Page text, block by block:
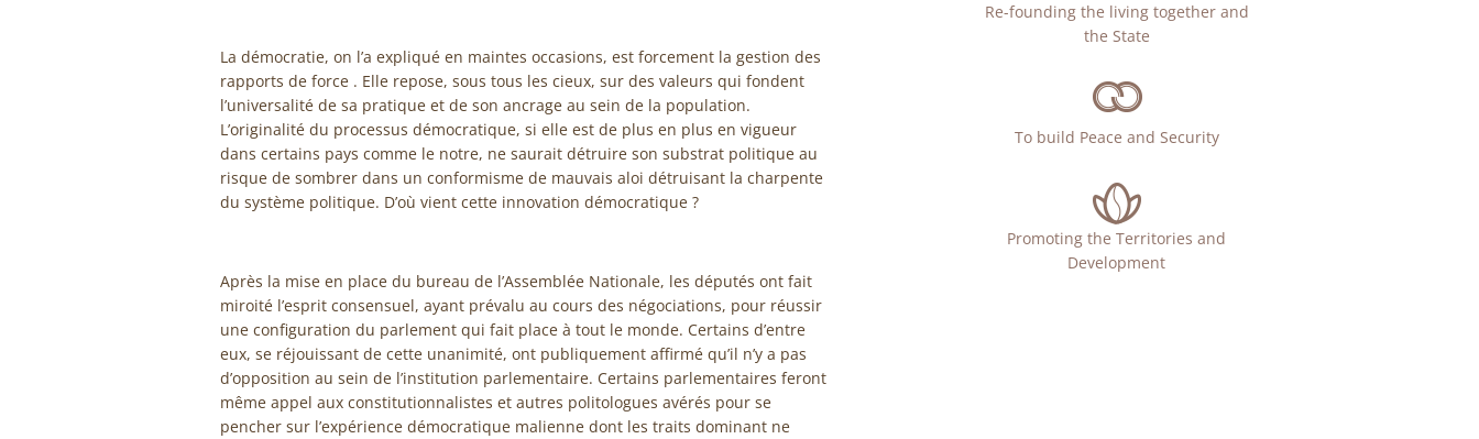
La démocratie, on l’a expliqué en maintes occasions, est forcement la gestion des
rapports de force . Elle repose, sous tous les cieux, sur des valeurs qui fondent
l’universalité de sa pratique et de son ancrage au sein de la population.
L’originalité du processus démocratique, si elle est de plus en plus en vigueur
dans certains pays comme le notre, ne saurait détruire son substrat politique au
risque de sombrer dans un conformisme de mauvais aloi détruisant la charpente
du système politique. D’où vient cette innovation démocratique ?
Après la mise en place du bureau de l’Assemblée Nationale, les députés ont fait
miroité l’esprit consensuel, ayant prévalu au cours des négociations, pour réussir
une configuration du parlement qui fait place à tout le monde. Certains d’entre
eux, se réjouissant de cette unanimité, ont publiquement affirmé qu’il n’y a pas
d’opposition au sein de l’institution parlementaire. Certains parlementaires feront
même appel aux constitutionnalistes et autres politologues avérés pour se
pencher sur l’expérience démocratique malienne dont les traits dominant ne
Re-founding the living together and
the State
To build Peace and Security
Promoting the Territories and
Development